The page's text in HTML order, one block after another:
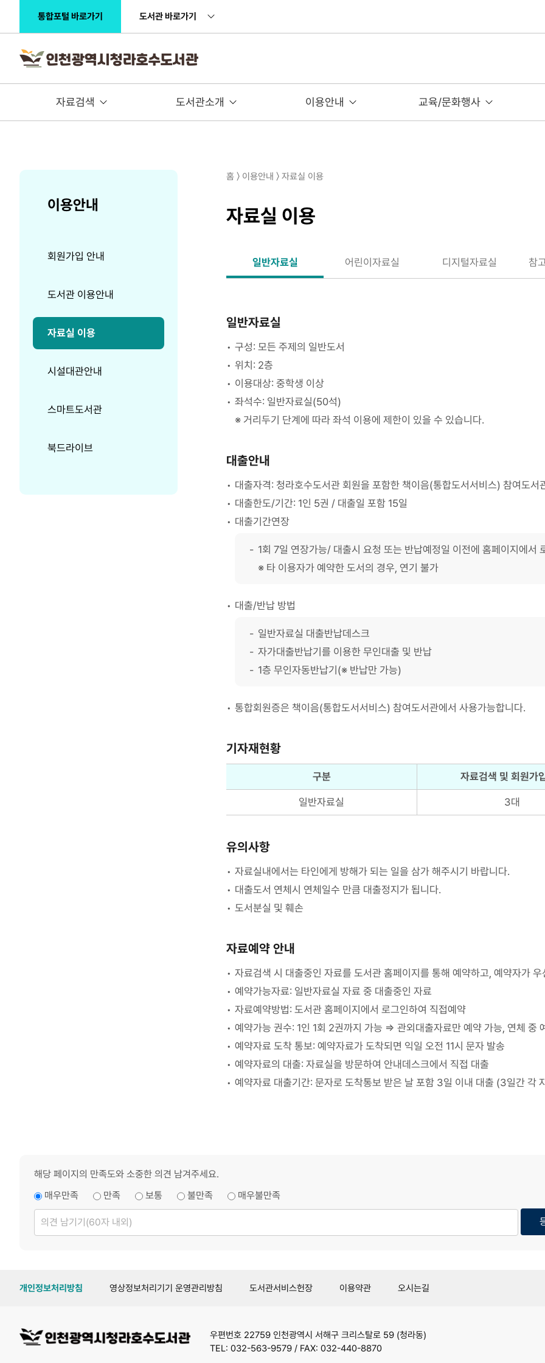
통합포털 바로가기 도서관 바로가기
자료검색 도서관소개 이용안내 교육/문화행사
이용안내
회원가입 안내
도서관 이용안내
자료실 이용
시설대관안내
스마트도서관
북드라이브
홈 〉 이용안내 〉 자료실 이용
자료실 이용
일반자료실 어린이자료실 디지털자료실 참
일반자료실
구성: 모든 주제의 일반도서
위치: 2층
이용대상: 중학생 이상
좌석수: 일반자료실(50석)
거리두기 단계에 따라 좌석 이용에 제한이 있을 수 있습니다.
대출안내
대출자격: 청라호수도서관 회원을 포함한 책이음(통합도서서비스) 참여도서
대출한도/기간: 1인 5권 / 대출일 포함 15일
대출기간연장
1회 7일 연장가능/ 대출시 요청 또는 반납예정일 이전에 홈페이지에서
타 이용자가 예약한 도서의 경우, 연기 불가
대출/반납 방법
일반자료실 대출반납데스크
자가대출반납기를 이용한 무인대출 및 반납
1층 무인자동반납기(※ 반납만 가능)
통합회원증은 책이음(통합도서서비스) 참여도서관에서 사용가능합니다.
기자재현황
자
현
구분 자료검색 및 회원가
일반자료실 3대
유의사항
자료실내에서는 타인에게 방해가 되는 일을 삼가 해주시기 바랍니다.
대출도서 연체시 연체일수 만큼 대출정지가 됩니다.
도서분실 및 훼손
자료예약 안내
자료검색 시 대출중인 자료를 도서관 홈페이지를 통해 예약하고, 예약자가
예약가능자료: 일반자료실 자료 중 대출중인 자료
자료예약방법: 도서관 홈페이지에서 로그인하여 직접예약
예약가능 권수: 1인 1회 2권까지 가능 ⇒ 관외대출자료만 예약 가능, 연체 중
예약자료 도착 통보: 예약자료가 도착되면 익일 오전 11시 문자 발송
예약자료의 대출: 자료실을 방문하여 안내데스크에서 직접 대출
예약자료 대출기간: 문자로 도착통보 받은 날 포함 3일 이내 대출 (3일간 각
해당 페이지의 만족도와 소중한 의견 남겨주세요.
매우만족
만족 보통 불만족
매우불만족
의
견
남
개인정보처리방침 영상정보처리기기 운영관리방침 도서관서비스헌장 이용약관 오시는길
우편번호 22759 인천광역시 서해구 크리스탈로 59 (청라동)
TEL: 032-563-9579 / FAX: 032-440-8870